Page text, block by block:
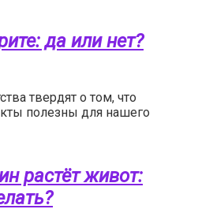
да или нет?
твердят о том, что
полезны для нашего
растёт живот: